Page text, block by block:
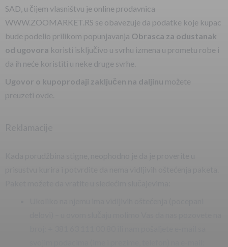
SAD, u čijem vlasništvu je online prodavnica
WWW.ZOOMARKET.RS se obavezuje da podatke koje kupac
bude podelio prilikom popunjavanja Obrasca za odustanak
od ugovora koristi isključivo u svrhu izmena u prometu robe i
da ih neće koristiti u neke druge svrhe.
Ugovor o kupoprodaji zaključen na daljinu možete
preuzeti ovde.